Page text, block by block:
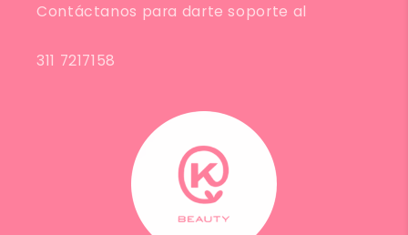
Contáctanos para darte soporte al
311 7217158